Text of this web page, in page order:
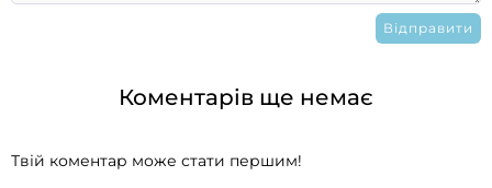
Коментарів ще немає
Твій коментар може стати першим!